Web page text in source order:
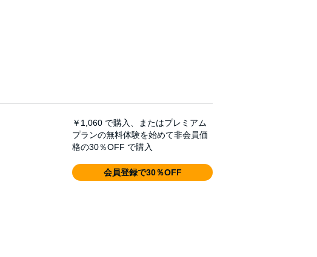
￥1,060 で購入、またはプレミアム
プランの無料体験を始めて非会員価
格の30％OFF で購入
会員登録で30％OFF